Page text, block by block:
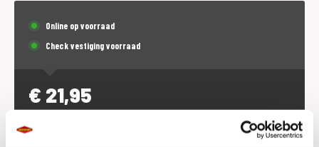
Online op voorraad
Check vestiging voorraad
€ 21,95
p.st. (incl. BTW)